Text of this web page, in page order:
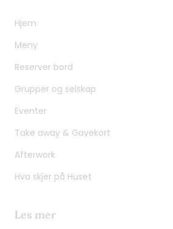
Hjem
Meny
Reserver bord
Grupper og selskap
Eventer
Take away & Gavekort
Afterwork
Hva skjer på Huset
Les mer